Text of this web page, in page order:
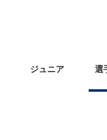
ジュニア 選